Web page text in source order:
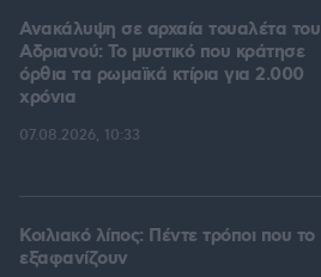
Ανακάλυψη σε αρχαία τουαλέτα του
Αδριανού: Το μυστικό που κράτησε
όρθια τα ρωμαϊκά κτίρια για 2.000
χρόνια
07.08.2026, 10:33
Κοιλιακό λίπος: Πέντε τρόποι που το
εξαφανίζουν